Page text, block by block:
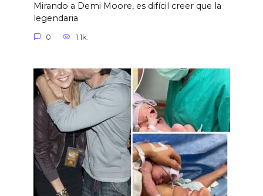
Mirando a Demi Moore, es difícil creer que la
legendaria
0 1.1k.